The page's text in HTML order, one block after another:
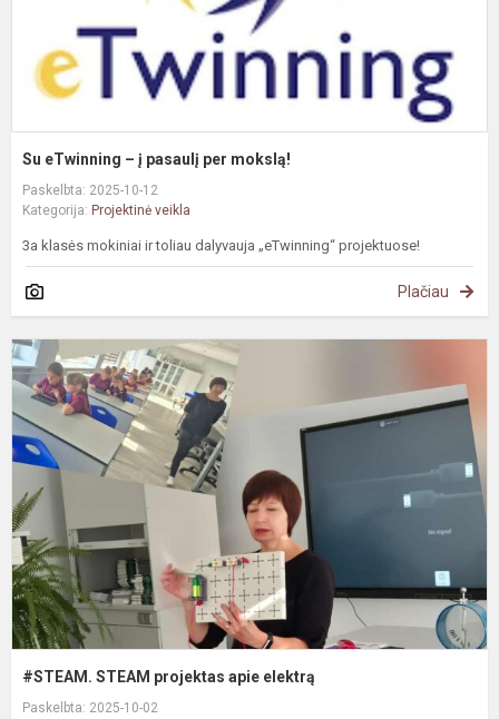
Su eTwinning – į pasaulį per mokslą!
Paskelbta: 2025-10-12
Kategorija: Projektinė veikla
3a klasės mokiniai ir toliau dalyvauja „eTwinning“ projektuose!
Plačiau
#STEAM. STEAM projektas apie elektrą
Paskelbta: 2025-10-02